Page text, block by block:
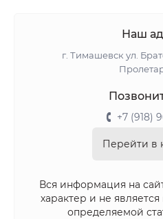
Наш
г. Тимашевск ул.
+7 (918)
Перейти в
Вся информация на
характер и не
определяемой